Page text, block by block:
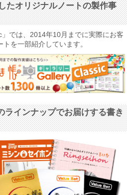
たオリジナルノートの製作事
」では、2014年10月までに実際にお客
を一部紹介しています。
ラインナップでお届けする書き